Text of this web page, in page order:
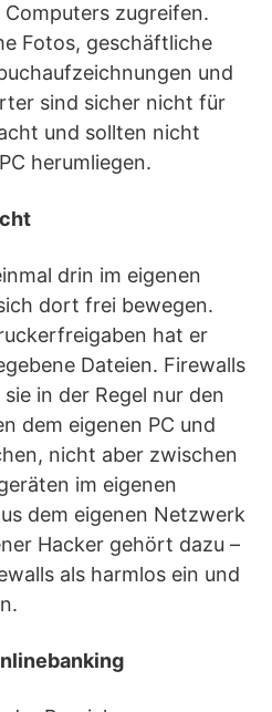
zugreifen.
Fotos, geschäftliche
und
sind sicher nicht für
und sollten nicht
herumliegen.
drin im eigenen
dort frei bewegen.
hat er
Dateien. Firewalls
in der Regel nur den
dem eigenen PC und
nicht aber zwischen
im eigenen
dem eigenen Netzwerk
Hacker gehört dazu –
als harmlos ein und